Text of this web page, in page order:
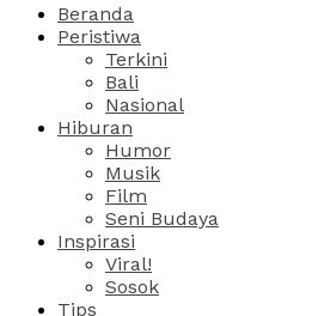
Beranda
Peristiwa
Terkini
Bali
Nasional
Hiburan
Humor
Musik
Film
Seni Budaya
Inspirasi
Viral!
Sosok
Tips